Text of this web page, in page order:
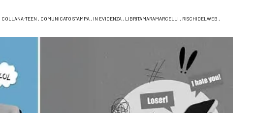
COLLANA-TEEN , COMUNICATO STAMPA , IN EVIDENZA , LIBRITAMARAMARCELLI , RISCHIDELWEB ,